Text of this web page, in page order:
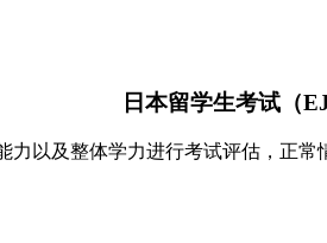
日本留学生考试（
以及整体学力进行考试评估，正常